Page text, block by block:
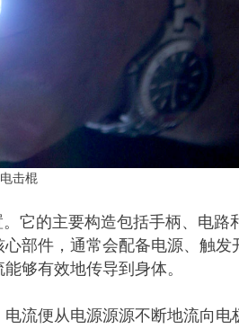
击棍
它的主要构造包括手柄、电
部件，通常会配备电源、触
够有效地传导到身体。
流便从电源源源不断地流向